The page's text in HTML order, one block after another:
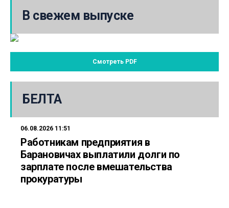
В свежем выпуске
Смотреть PDF
БЕЛТА
06.08.2026 11:51
Работникам предприятия в
Барановичах выплатили долги по
зарплате после вмешательства
прокуратуры